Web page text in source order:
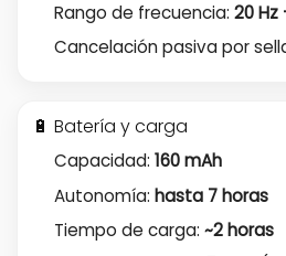
Rango de frecuencia: 20 Hz
Cancelación pasiva por
🔋 Batería y carga
Capacidad: 160 mAh
Autonomía: hasta 7 horas
Tiempo de carga: ~2 horas